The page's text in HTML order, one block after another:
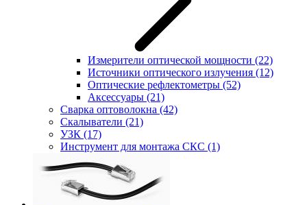
Измерители оптической мощности (22)
Источники оптического излучения (12)
Оптические рефлектометры (52)
Аксессуары (21)
Сварка оптоволокна (42)
Скалыватели (21)
УЗК (17)
Инструмент для монтажа СКС (1)